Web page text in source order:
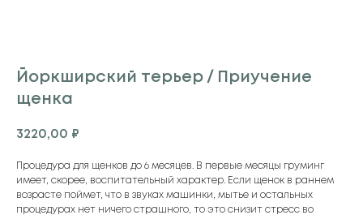
Йоркширский терьер / Приучение
щенка
3220,00 ₽
Процедура для щенков до 6 месяцев. В первые месяцы груминг
имеет, скорее, воспитательный характер. Если щенок в раннем
возрасте поймет, что в звуках машинки, мытье и остальных
процедурах нет ничего страшного, то это снизит стресс во